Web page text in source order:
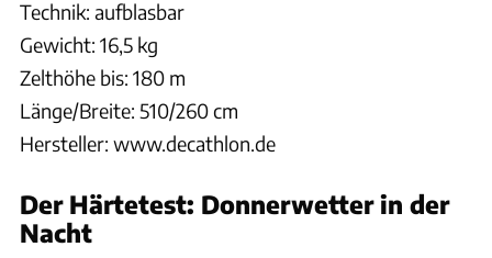
Technik: aufblasbar
Gewicht: 16,5 kg
Zelthöhe bis: 180 m
Länge/Breite: 510/260 cm
Hersteller: www.decathlon.de
Der Härtetest: Donnerwetter in der
Nacht